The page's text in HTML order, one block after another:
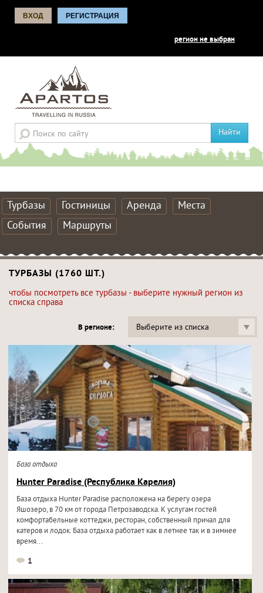
ВХОД РЕГИСТРАЦИЯ
регион не выбран
Найти
Турбазы Гостиницы Аренда
Места
События
Маршруты
ТУРБАЗЫ (1760 ШТ.)
чтобы посмотреть все турбазы - выберите нужный регион из
списка справа
В регионе: Выберите из списка
База отдыха
Hunter Paradise (Республика Карелия)
База отдыха Hunter Paradise расположена на берегу озера
Яшозеро, в 70 км от города Петрозаводска. К услугам гостей
комфортабельные коттеджи, ресторан, собственный причал для
катеров и лодок. База отдыха работает как в летнее так и в зимнее
время...
1